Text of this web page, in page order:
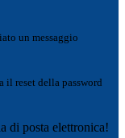
un messaggio
il reset della password
di posta elettronica!